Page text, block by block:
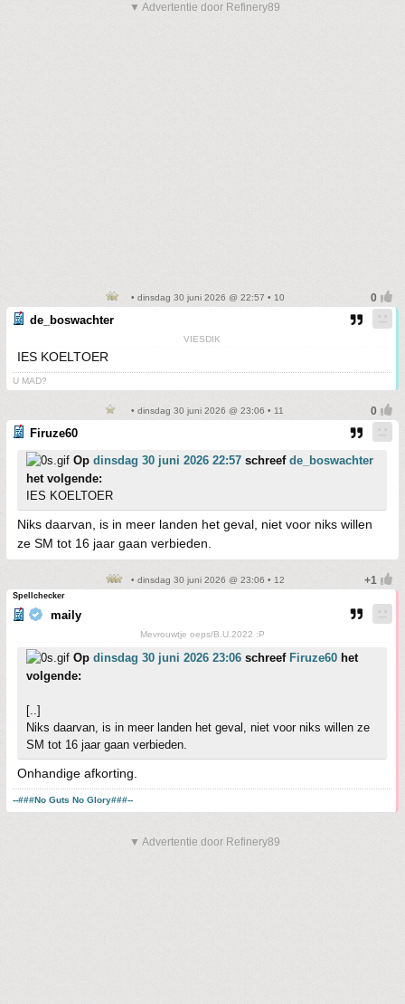
▼ Advertentie door Refinery89
• dinsdag 30 juni 2026 @ 22:57 • 10
de_boswachter
VIESDIK
IES KOELTOER
U MAD?
• dinsdag 30 juni 2026 @ 23:06 • 11
Firuze60
Op dinsdag 30 juni 2026 22:57 schreef de_boswachter
het volgende:
IES KOELTOER
Niks daarvan, is in meer landen het geval, niet voor niks willen
ze SM tot 16 jaar gaan verbieden.
• dinsdag 30 juni 2026 @ 23:06 • 12
Spellchecker
maily
Mevrouwtje oeps/B.U.2022 :P
Op dinsdag 30 juni 2026 23:06 schreef Firuze60 het
volgende:
[..]
Niks daarvan, is in meer landen het geval, niet voor niks willen ze
SM tot 16 jaar gaan verbieden.
Onhandige afkorting.
--###No Guts No Glory###--
▼ Advertentie door Refinery89